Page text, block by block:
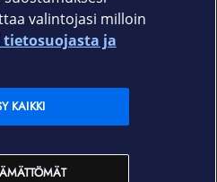
valintojasi milloin
tietosuojasta ja
KAIKKI